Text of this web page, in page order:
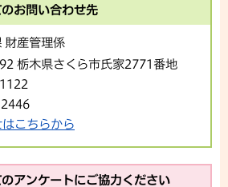
お問い合わせ先
財産管理係
栃木県さくら市氏家2771番地
こちらから
アンケートにご協力ください